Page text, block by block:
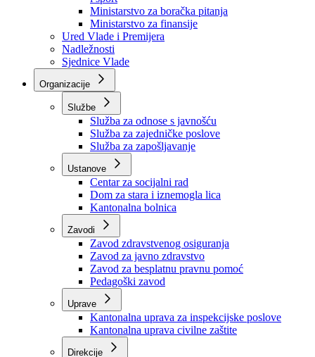
zaštitu okoline
Ministarstvo za obrazovanje, mlade, nauku,
i sport
Ministarstvo za boračka pitanja
Ministarstvo za finansije
Ured Vlade i Premijera
Nadležnosti
Sjednice Vlade
Organizacije
Službe
Služba za odnose s javnošću
Služba za zajedničke poslove
Služba za zapošljavanje
Ustanove
Centar za socijalni rad
Dom za stara i iznemogla lica
Kantonalna bolnica
Zavodi
Zavod zdravstvenog osiguranja
Zavod za javno zdravstvo
Zavod za besplatnu pravnu pomoć
Pedagoški zavod